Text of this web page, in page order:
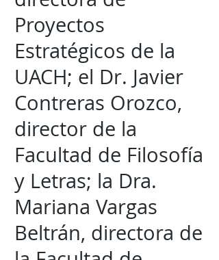
Proyectos
Estratégicos de la
UACH; el Dr. Javier
Contreras Orozco,
director de la
Facultad de Filosofía
y Letras; la Dra.
Mariana Vargas
Beltrán, directora de